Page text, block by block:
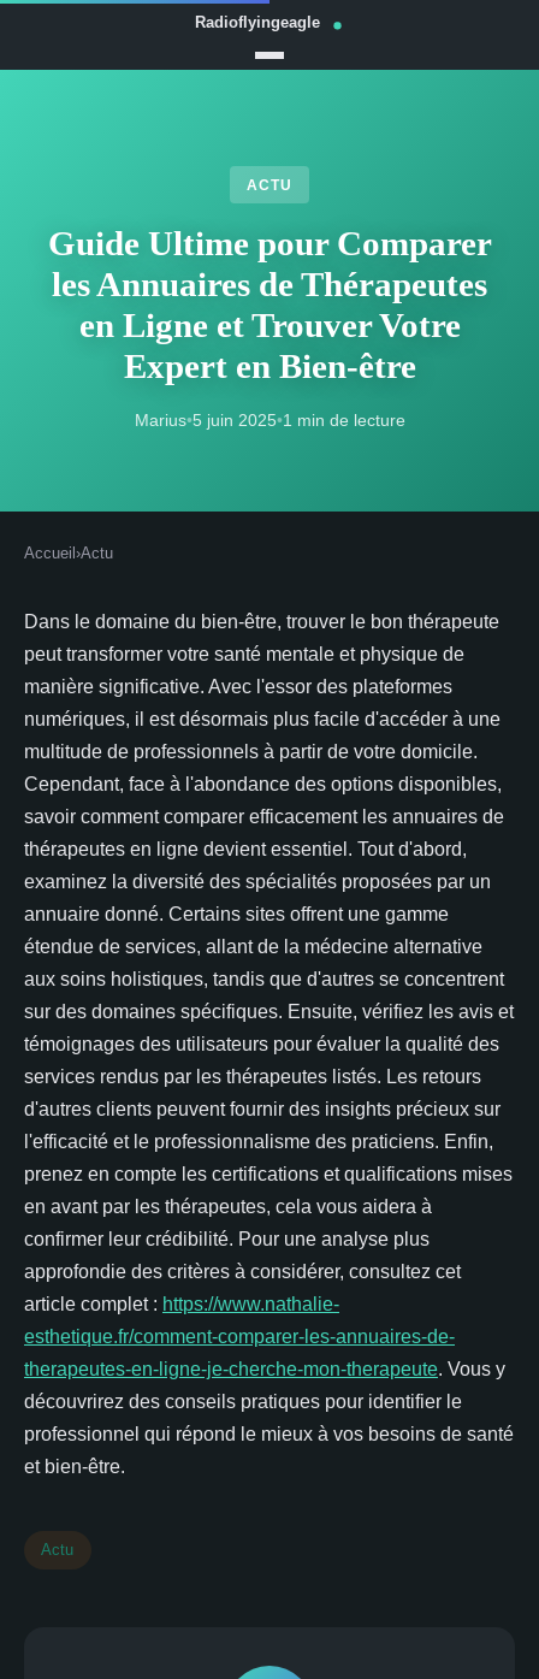
ACTU
Guide Ultime pour Comparer
les Annuaires de Thérapeutes
en Ligne et Trouver Votre
Expert en Bien-être
Marius•5 juin 2025•1 min de lecture
Accueil ›Actu
Dans le domaine du bien-être, trouver le bon thérapeute
peut transformer votre santé mentale et physique de
manière significative. Avec l'essor des plateformes
numériques, il est désormais plus facile d'accéder à une
multitude de professionnels à partir de votre domicile.
Cependant, face à l'abondance des options disponibles,
savoir comment comparer efficacement les annuaires de
thérapeutes en ligne devient essentiel. Tout d'abord,
examinez la diversité des spécialités proposées par un
annuaire donné. Certains sites offrent une gamme
étendue de services, allant de la médecine alternative
aux soins holistiques, tandis que d'autres se concentrent
sur des domaines spécifiques. Ensuite, vérifiez les avis et
témoignages des utilisateurs pour évaluer la qualité des
services rendus par les thérapeutes listés. Les retours
d'autres clients peuvent fournir des insights précieux sur
l'efficacité et le professionnalisme des praticiens. Enfin,
prenez en compte les certifications et qualifications mises
en avant par les thérapeutes, cela vous aidera à
confirmer leur crédibilité. Pour une analyse plus
approfondie des critères à considérer, consultez cet
article complet : https://www.nathalie-
esthetique.fr/comment-comparer-les-annuaires-de-
therapeutes-en-ligne-je-cherche-mon-therapeute. Vous y
découvrirez des conseils pratiques pour identifier le
professionnel qui répond le mieux à vos besoins de santé
et bien-être.
Actu